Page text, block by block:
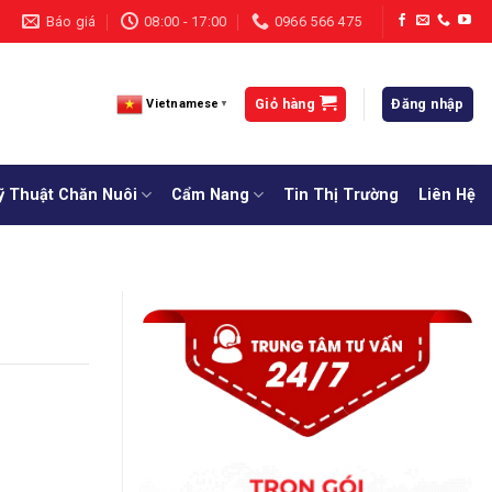
Báo giá 08:00 - 17:00 0966 566 475
Vietnamese ▼ Giỏ hàng Đăng nhập
Thuật Chăn Nuôi Cẩm Nang Tin Thị Trường Liên Hệ